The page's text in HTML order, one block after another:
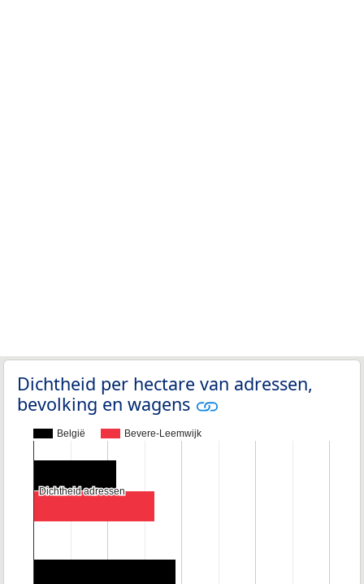
Dichtheid per hectare van adressen,
bevolking en wagens
België Bevere-Leemwijk
Dichtheid adressen
Dichtheid adressen